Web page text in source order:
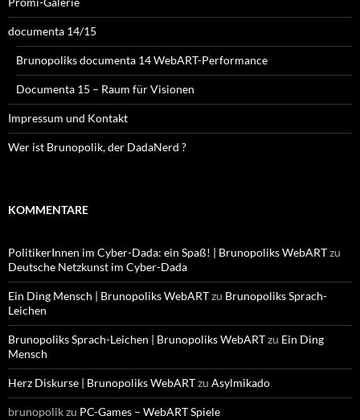
documenta 14/15
Brunopoliks documenta 14 WebART-Performance
Documenta 15 – Raum für Visionen
Impressum und Kontakt
Wer ist Brunopolik, der DadaNerd ?
KOMMENTARE
PolitikerInnen im Cyber-Dada: ein Spaß! | Brunopoliks WebARTzu
Deutsche Netzkunst im Cyber-Dada
Ein Ding Mensch | Brunopoliks WebARTzu Brunopoliks Sprach-
Leichen
Brunopoliks Sprach-Leichen | Brunopoliks WebARTzu Ein Ding
Mensch
Herz Diskurse | Brunopoliks WebARTzu Asylmikado
brunopolikzu PC-Games – WebART Spiele